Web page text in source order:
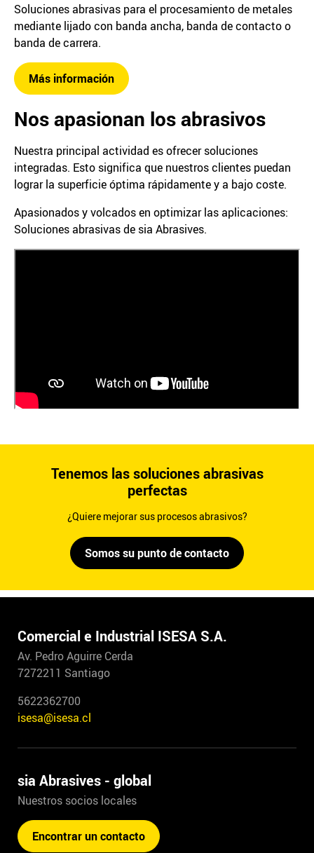
Soluciones abrasivas para el procesamiento de metales
mediante lijado con banda ancha, banda de contacto o
banda de carrera.
Más información
Nos apasionan los abrasivos
Nuestra principal actividad es ofrecer soluciones
integradas. Esto significa que nuestros clientes puedan
lograr la superficie óptima rápidamente y a bajo coste.
Apasionados y volcados en optimizar las aplicaciones:
Soluciones abrasivas de sia Abrasives.
Tenemos las soluciones abrasivas
perfectas
¿Quiere mejorar sus procesos abrasivos?
Somos su punto de contacto
Comercial e Industrial ISESA S.A.
Av. Pedro Aguirre Cerda
7272211 Santiago
5622362700
isesa@isesa.cl
sia Abrasives - global
Nuestros socios locales
Encontrar un contacto